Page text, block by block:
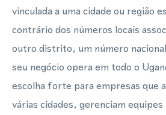
vinculada a uma cidade ou região
contrário dos números locais
outro distrito, um número
seu negócio opera em todo o
escolha forte para empresas que
várias cidades, gerenciam